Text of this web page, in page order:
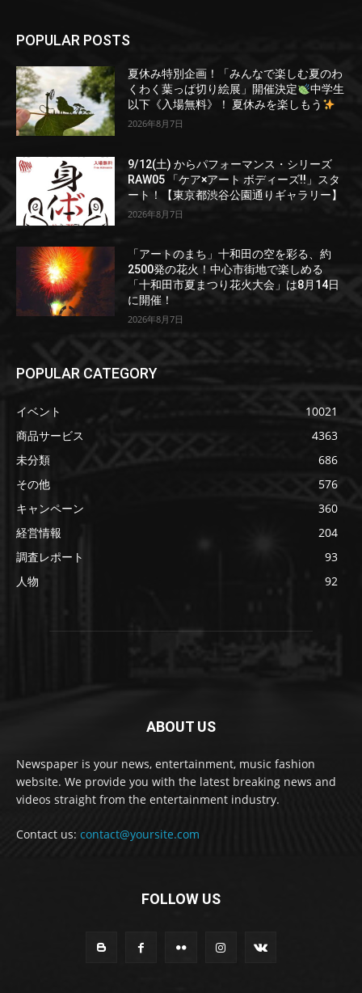
POPULAR POSTS
夏休み特別企画！「みんなで楽しむ夏のわ
くわく葉っぱ切り絵展」開催決定
中学生
以下《入場無料》！ 夏休みを楽しもう
2026年8月7日
9/12(土) からパフォーマンス・シリーズ
RAW05 「ケア×アート ボディーズ!!」スタ
ート！【東京都渋谷公園通りギャラリー】
2026年8月7日
「アートのまち」十和田の空を彩る、約
2500発の花火！中心市街地で楽しめる
「十和田市夏まつり花火大会」は8月14日
に開催！
2026年8月7日
POPULAR CATEGORY
イベント
10021
商品サービス
4363
未分類
686
その他
576
キャンペーン
360
経営情報
204
調査レポート
93
人物
92
ABOUT US
Newspaper is your news, entertainment, music fashion
website. We provide you with the latest breaking news and
videos straight from the entertainment industry.
Contact us: contact@yoursite.com
FOLLOW US